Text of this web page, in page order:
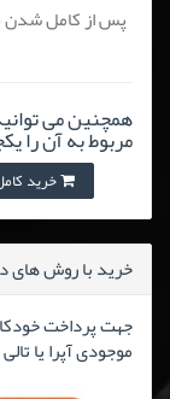
پس از کامل شدن
همچنین می
مربوط به آن را
خرید کامل
خرید با روش های
جهت پرداخت
موجودی آپرا یا